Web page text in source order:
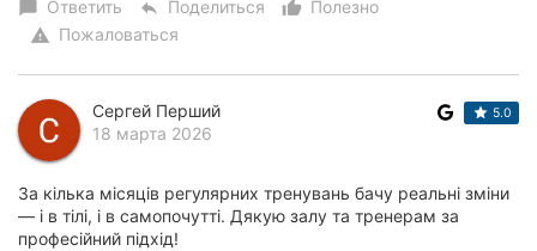
chat_bubble Ответить reply Поделиться thumb_up_alt
Полезно
warning Пожаловаться
Сергей Перший
18 марта 2026
5.0
За кілька місяців регулярних тренувань бачу реальні зміни
— і в тілі, і в самопочутті. Дякую залу та тренерам за
професійний підхід!